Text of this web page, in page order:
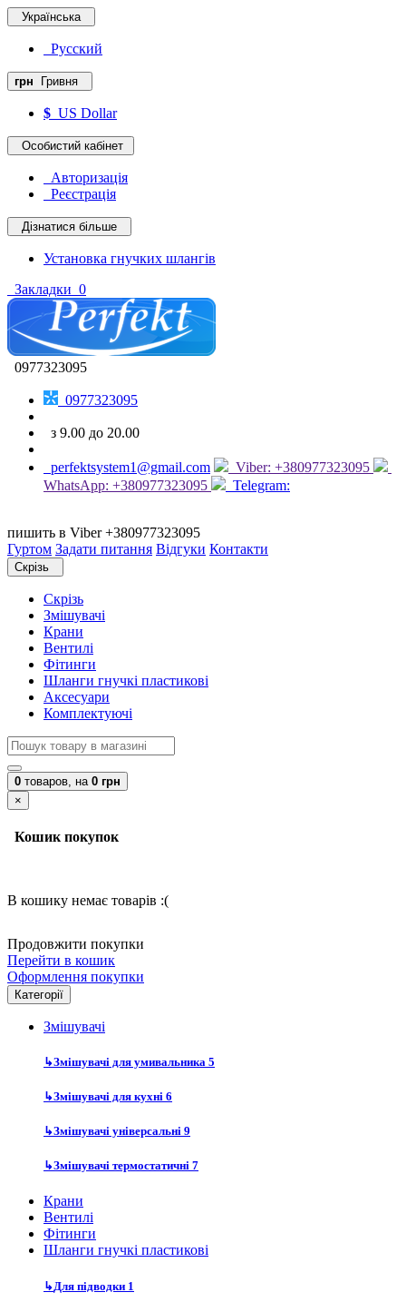
Українська
Русский
грн Гривня
$ US Dollar
Особистий кабінет
Авторизація
Реєстрація
Дізнатися більше
Установка гнучких шлангів
Закладки 0
0977323095
0977323095
з 9.00 до 20.00
perfektsystem1@gmail.com
Viber: +380977323095
WhatsApp: +380977323095
Telegram:
пишить в Viber +380977323095
Гуртом Задати питання Відгуки Контакти
Скрізь
Скрізь
Змішувачі
Крани
Вентилі
Фітинги
Шланги гнучкі пластикові
Аксесуари
Комплектуючі
0 товаров, на 0 грн
×
Кошик покупок
В кошику немає товарів :(
Продовжити покупки
Перейти в кошик
Оформлення покупки
Категорії
Змішувачі
↳Змішувачі для умивальника 5
↳Змішувачі для кухні 6
↳Змішувачі універсальні 9
↳Змішувачі термостатичні 7
Крани
Вентилі
Фітинги
Шланги гнучкі пластикові
↳Для підводки 1